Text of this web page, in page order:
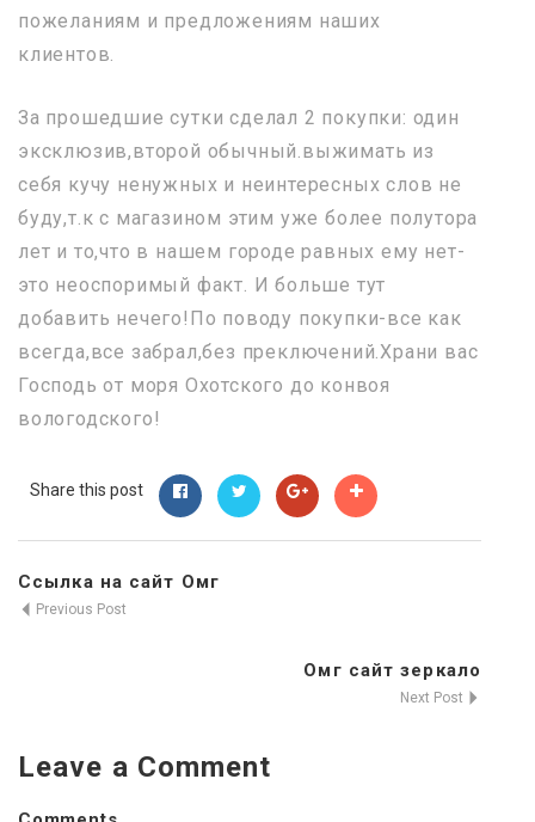
пожеланиям и предложениям наших
клиентов.
За прошедшие сутки сделал 2 покупки: один
эксклюзив,второй обычный.выжимать из
себя кучу ненужных и неинтересных слов не
буду,т.к с магазином этим уже более полутора
лет и то,что в нашем городе равных ему нет-
это неоспоримый факт. И больше тут
добавить нечего!По поводу покупки-все как
всегда,все забрал,без преключений.Храни вас
Господь от моря Охотского до конвоя
вологодского!
Share this post
Ссылка на сайт Омг
Previous Post
Омг сайт зеркало
Next Post
Leave a Comment